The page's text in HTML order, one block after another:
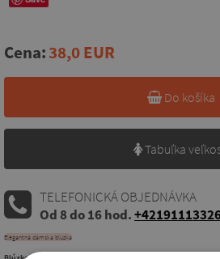
Cena:38,0 EUR
Do košíka
Tabuľka
TELEFONICKÁ OBJEDNÁVKA
Od 8 do 16 hod.
Elegantná dámska blúzka